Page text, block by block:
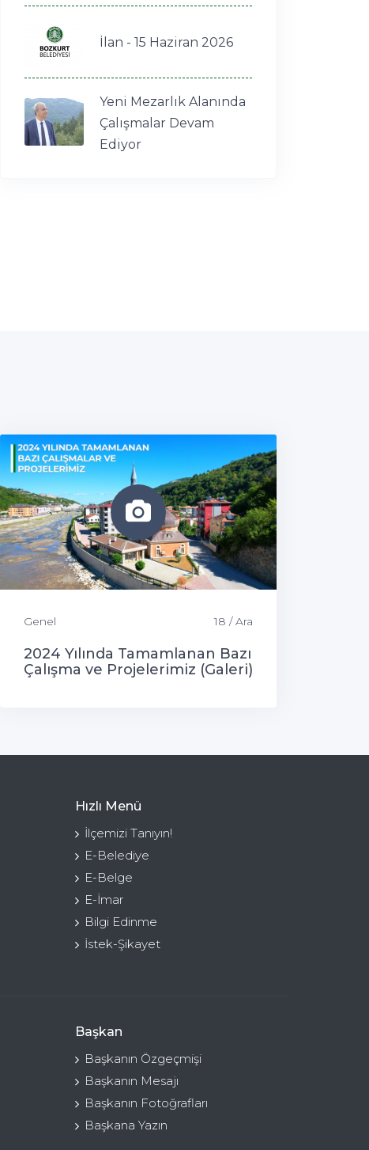
İlan - 15 Haziran 2026
Yeni Mezarlık Alanında
Çalışmalar Devam
Ediyor
Genel 18 / Ara
2024 Yılında Tamamlanan Bazı
Çalışma ve Projelerimiz (Galeri)
Hızlı Menü
İlçemizi Tanıyın!
E-Belediye
E-Belge
E-İmar
Bilgi Edinme
İstek-Şikayet
Başkan
Başkanın Özgeçmişi
Başkanın Mesajı
Başkanın Fotoğrafları
Başkana Yazın